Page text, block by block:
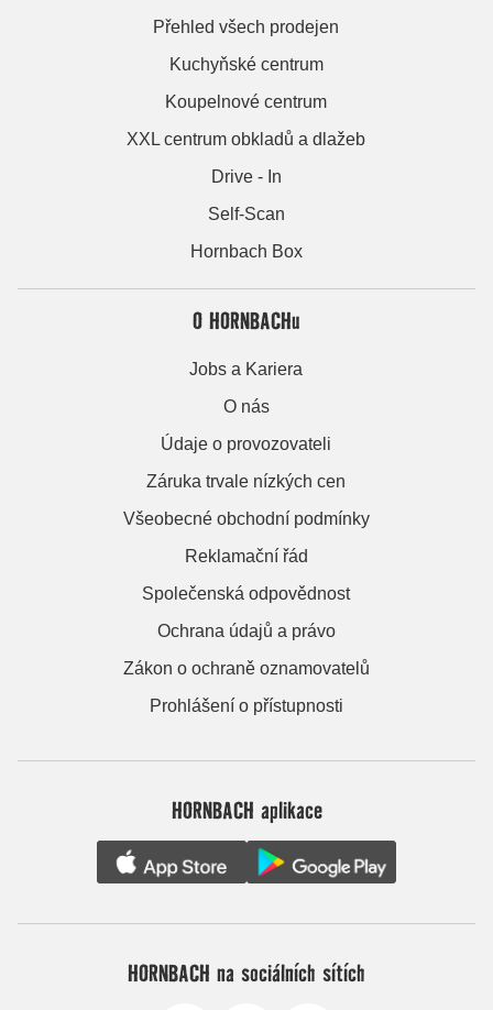
Přehled všech prodejen
Kuchyňské centrum
Koupelnové centrum
XXL centrum obkladů a dlažeb
Drive - In
Self-Scan
Hornbach Box
O HORNBACHu
Jobs a Kariera
O nás
Údaje o provozovateli
Záruka trvale nízkých cen
Všeobecné obchodní podmínky
Reklamační řád
Společenská odpovědnost
Ochrana údajů a právo
Zákon o ochraně oznamovatelů
Prohlášení o přístupnosti
HORNBACH aplikace
HORNBACH na sociálních sítích